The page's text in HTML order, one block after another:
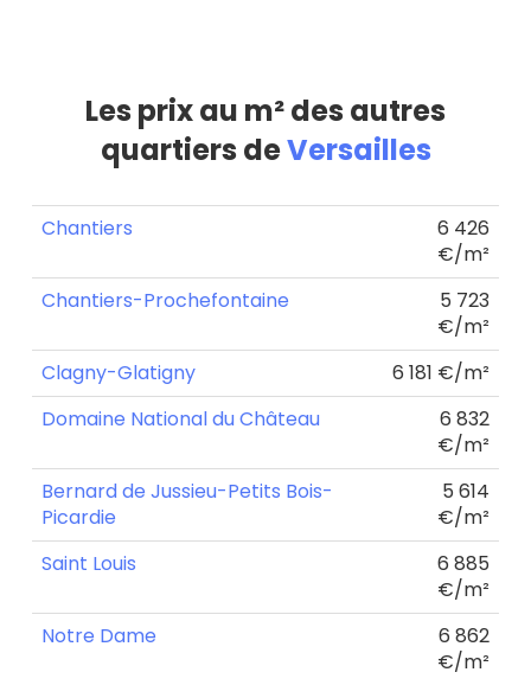
Les prix au m² des autres
quartiers deVersailles
Chantiers
6 426
€/m²
Chantiers-Prochefontaine
5 723
€/m²
Clagny-Glatigny
6 181 €/m²
Domaine National du Château
6 832
€/m²
Bernard de Jussieu-Petits Bois-
Picardie
5 614
€/m²
Saint Louis
6 885
€/m²
Notre Dame
6 862
€/m²